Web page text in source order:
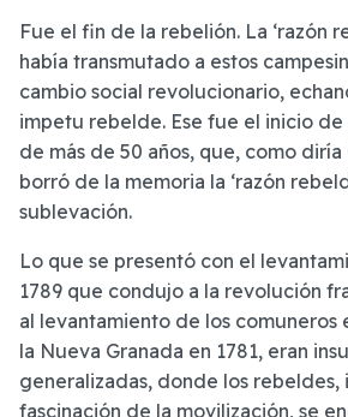
Fue el fin de la rebelión. La ‘razón
había transmutado a estos
cambio social revolucionario,
impetu rebelde. Ese fue el inicio de
de más de 50 años, que, como
borró de la memoria la ‘razón
sublevación.
Lo que se presentó con el
1789 que condujo a la revolución
al levantamiento de los comuneros
la Nueva Granada en 1781, eran
generalizadas, donde los rebeldes,
fascinación de la movilización, se